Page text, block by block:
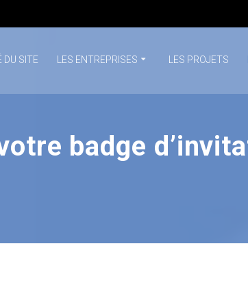
DU SITE LES ENTREPRISES LES PROJETS
badge